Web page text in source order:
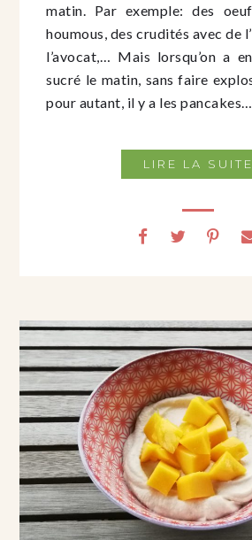
matin. Par exemple: des
houmous, des crudités avec de
l’avocat,… Mais lorsqu’on a
sucré le matin, sans faire
pour autant, il y a les pancakes…
LIRE LA SUITE